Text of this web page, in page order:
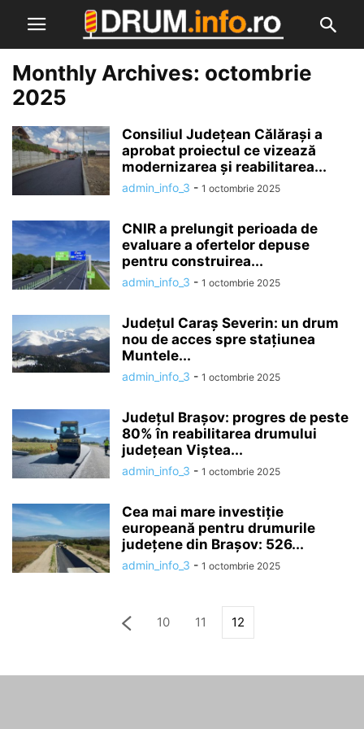
Monthly Archives: octombrie
2025
Consiliul Județean Călărași a
aprobat proiectul ce vizează
modernizarea și reabilitarea...
admin_info_3 - 1 octombrie 2025
CNIR a prelungit perioada de
evaluare a ofertelor depuse
pentru construirea...
admin_info_3 - 1 octombrie 2025
Județul Caraș Severin: un drum
nou de acces spre stațiunea
Muntele...
admin_info_3 - 1 octombrie 2025
Județul Brașov: progres de peste
80% în reabilitarea drumului
judeţean Viştea...
admin_info_3 - 1 octombrie 2025
Cea mai mare investiție
europeană pentru drumurile
județene din Brașov: 526...
admin_info_3 - 1 octombrie 2025
10 11 12